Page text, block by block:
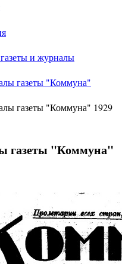
и журналы
газеты "Коммуна"
газеты "Коммуна" 1929
газеты "Коммуна"